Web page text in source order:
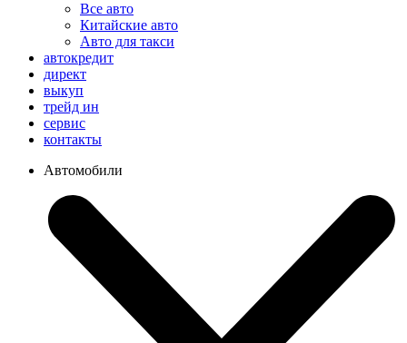
Все авто
Китайские авто
Авто для такси
автокредит
директ
выкуп
трейд ин
сервис
контакты
Автомобили